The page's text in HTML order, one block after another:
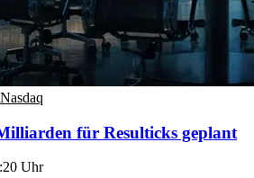
Nasdaq
für Resulticks geplant
Uhr